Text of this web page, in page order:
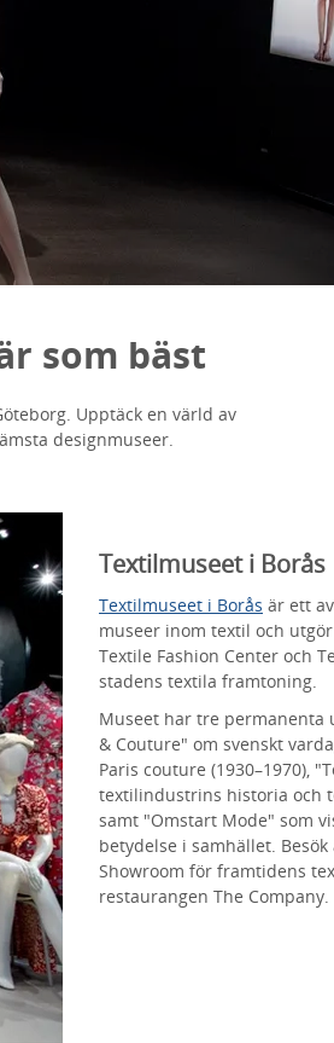
som bäst
Upptäck en värld av
designmuseer.
Textilmuseet i Borås
Textilmuseet i Borås är ett
museer inom textil och
Textile Fashion Center och
stadens textila framtoning.
Museet har tre permanenta
& Couture" om svenskt
Paris couture (1930–1970),
textilindustrins historia och
samt "Omstart Mode" som
betydelse i samhället.
Showroom för framtidens
restaurangen The Company.